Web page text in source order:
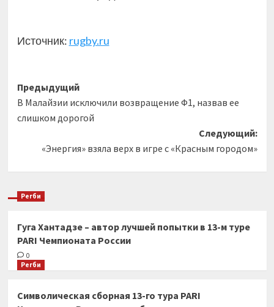
Источник: rugby.ru
Навигация
записи
Предыдущий
В Малайзии исключили возвращение Ф1, назвав ее
слишком дорогой
Следующий:
«Энергия» взяла верх в игре с «Красным городом»
Регби
Гуга Хантадзе – автор лучшей попытки в 13-м туре
PARI Чемпионата России
0
Регби
Символическая сборная 13-го тура PARI